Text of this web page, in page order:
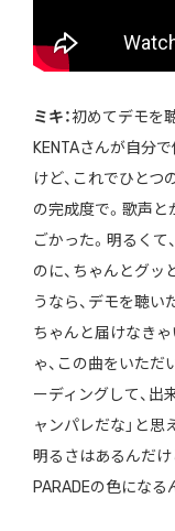
ミキ：初めてデモを
KENTAさんが自分
けど、これでひと
の完成度で。歌声
ごかった。明るく
のに、ちゃんとグッ
うなら、デモを聴い
ちゃんと届けなき
ゃ、この曲をいただ
ーディングして、出
ャンパレだな」と思
明るさはあるんだけ
PARADEの色になる